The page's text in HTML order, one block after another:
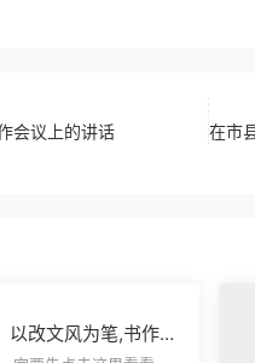
会议上的讲话
在市
以改文风为笔,书作风
”